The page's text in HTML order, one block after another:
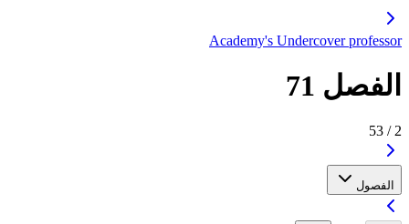
Academy's Undercover professor
الفصل 71
/
53
الفصول